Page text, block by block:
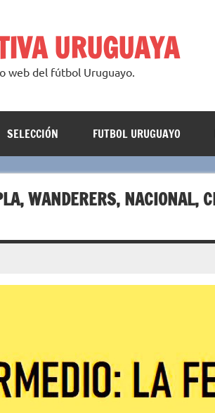
URUGUAYA
web del fútbol Uruguayo.
SELECCIÓN FUTBOL URUGUAYO
WANDERERS, NACIONAL,